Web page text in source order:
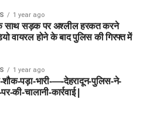
को प्राथमिकता देने की घोषणा की है।
बड़ी निजी कंपनियों (जैसे टाटा,
को नौकरी देने की इच्छा जताई है। इसके
का व्यवसाय शुरू करना चाहते हैं, उन्हें
पर प्राथमिकता से लोन प्रदान करते
1 year ago
साथ सड़क पर अश्लील हरकत करने
वायरल होने के बाद पुलिस की गिरफ्त में
1 year ago
शौक-पड़ा-भारी-—-देहरादून-पुलिस-ने-
की-चालानी-कार्रवाई |